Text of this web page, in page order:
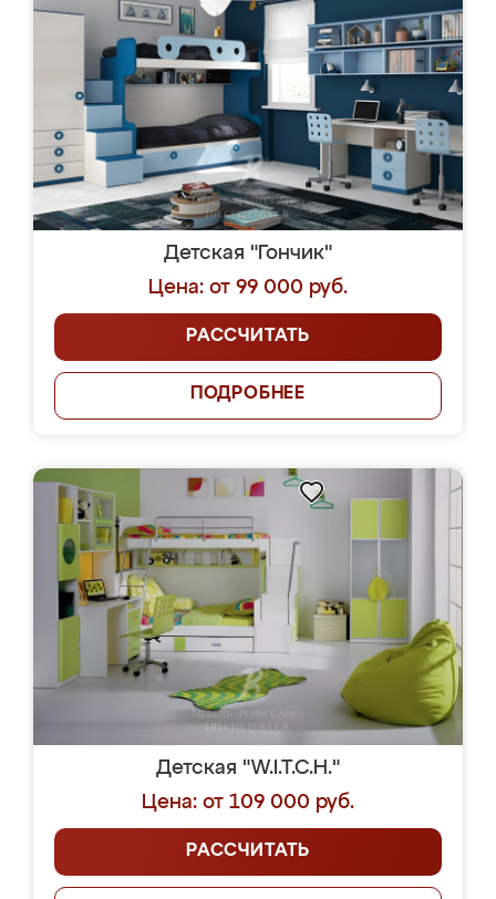
Детская "Гончик"
Цена: от 99 000 руб.
РАССЧИТАТЬ
ПОДРОБНЕЕ
Детская "W.I.T.C.H."
Цена: от 109 000 руб.
РАССЧИТАТЬ